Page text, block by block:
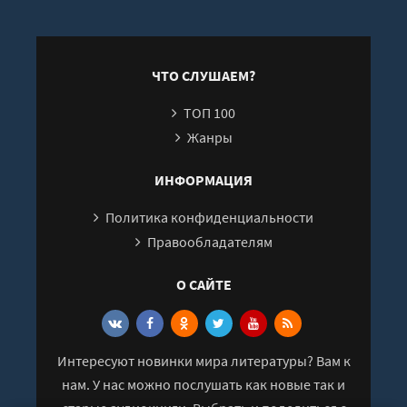
ЧТО СЛУШАЕМ?
ТОП 100
Жанры
ИНФОРМАЦИЯ
Политика конфиденциальности
Правообладателям
О САЙТЕ
Интересуют новинки мира литературы? Вам к
нам. У нас можно послушать как новые так и